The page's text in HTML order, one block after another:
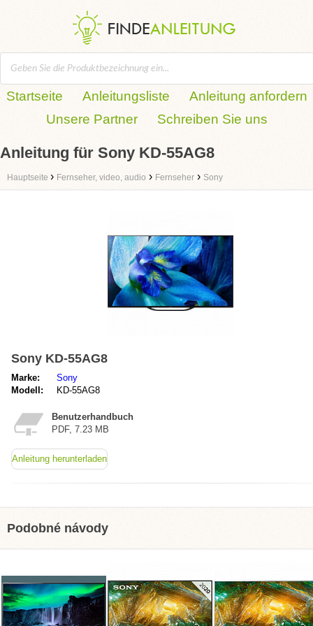
Startseite Anleitungsliste
Anleitung anfordern
Unsere Partner
Schreiben Sie uns
Anleitung für Sony KD-55AG8
Hauptseite › Fernseher, video, audio › Fernseher › Sony
Sony KD-55AG8
Marke:
Sony
Modell:
KD-55AG8
Benutzerhandbuch
PDF, 7.23 MB
Anleitung herunterladen
Podobné návody